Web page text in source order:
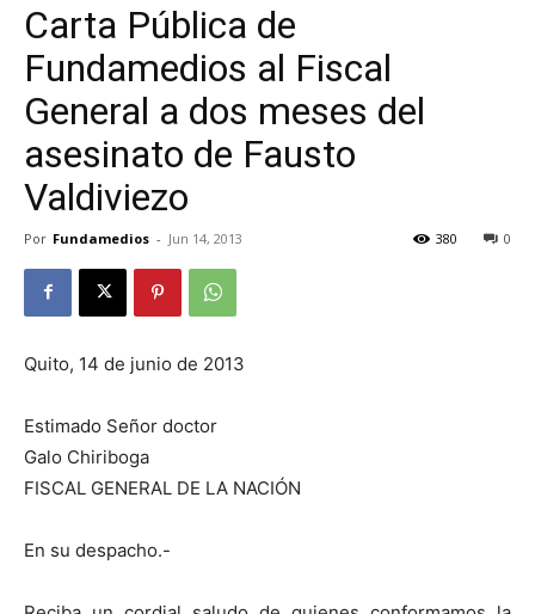
Carta Pública de
Fundamedios al Fiscal
General a dos meses del
asesinato de Fausto
Valdiviezo
Por Fundamedios - Jun 14, 2013 0
380
Quito, 14 de junio de 2013
Estimado Señor doctor
Galo Chiriboga
FISCAL GENERAL DE LA NACIÓN
En su despacho.-